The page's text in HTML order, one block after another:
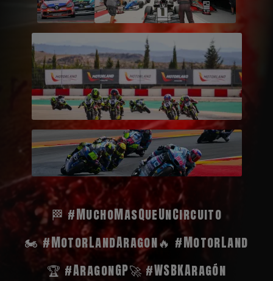
🏁 #MuchoMasQueUnCircuito
🏍️ #MotorLandAragon🔥 #MotorLand
🏆 #AragonGP🚀 #WSBKAragón